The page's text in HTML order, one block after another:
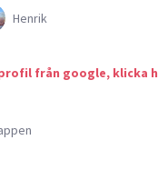
Henrik
från google, klicka